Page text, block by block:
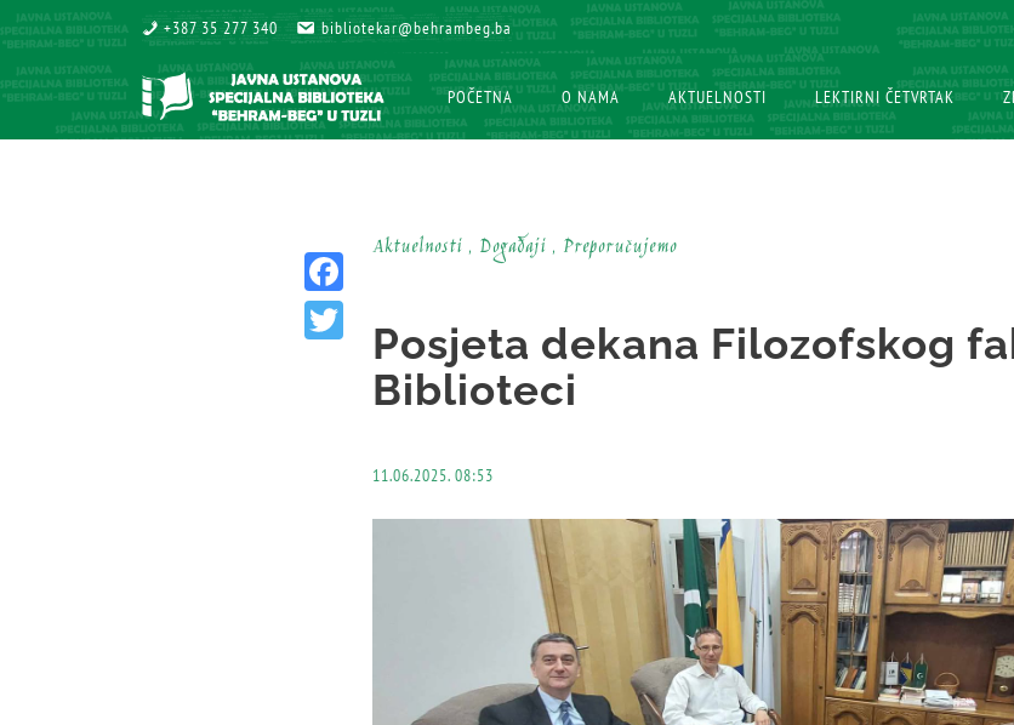
+387 35 277 340
+387 35 277 340 bibliotekar@behrambeg.ba
bibliotekar@behrambeg.ba
POČETNA
POČETNA O NAMA
O NAMA AKTUELNOSTI
AKTUELNOSTI LEKTIRNI ČETVRTAK
LEKTIRNI ČETVRTAK
Aktuelnosti , Događaji , Preporučujemo
Facebook
Posjeta dekana Filozofskog
Biblioteci
11.06.2025. 08:53